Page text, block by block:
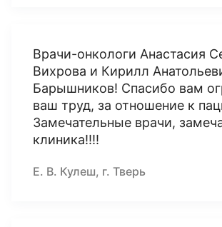
Врачи-онкологи Анастасия
Вихрова и Кирилл
Барышников! Спасибо вам
ваш труд, за отношение к
Замечательные врачи,
клиника!!!!
Е. В. Кулеш, г. Тверь